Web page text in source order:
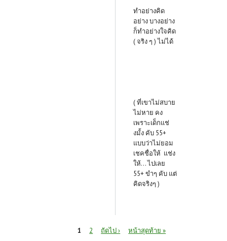
ทำอย่างคิด
อย่าง บางอย่าง
ก็ทำอย่างใจคิด
( จริง ๆ ) ไม่ได้
( ที่เขาไม่สบาย
ไม่หาย คง
เพราะเด็กแช่
งมั้ง คับ 55+
แบบว่าไม่ยอม
เชคชื่อให้ แช่ง
ให้... ไปเลย
55+ ขำๆ คับ แต่
คิดจริงๆ )
1 2 ถัดไป › หน้าสุดท้าย »